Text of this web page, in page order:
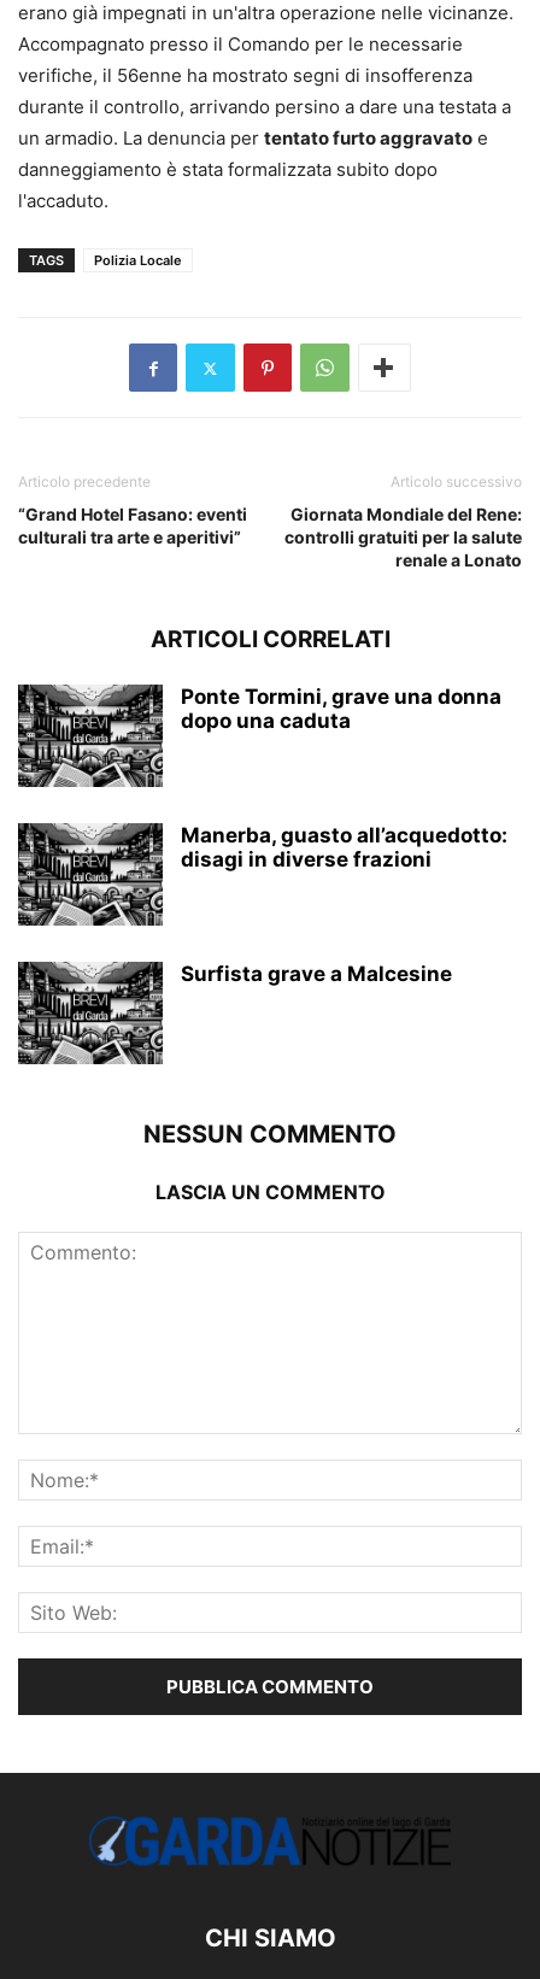
erano già impegnati in un'altra operazione nelle vicinanze.
Accompagnato presso il Comando per le necessarie
verifiche, il 56enne ha mostrato segni di insofferenza
durante il controllo, arrivando persino a dare una testata a
un armadio. La denuncia per tentato furto aggravato e
danneggiamento è stata formalizzata subito dopo
l'accaduto.
TAGS Polizia Locale
Articolo precedente
“Grand Hotel Fasano: eventi
culturali tra arte e aperitivi”
Articolo successivo
Giornata Mondiale del Rene:
controlli gratuiti per la salute
renale a Lonato
ARTICOLI CORRELATI
Ponte Tormini, grave una donna
dopo una caduta
Manerba, guasto all’acquedotto:
disagi in diverse frazioni
Surfista grave a Malcesine
NESSUN COMMENTO
LASCIA UN COMMENTO
CHI SIAMO